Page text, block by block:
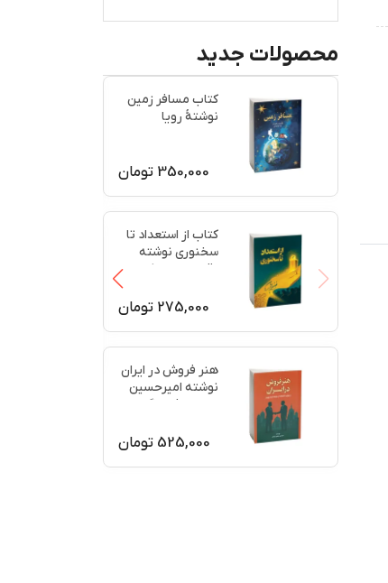
محصولات جدید
کتاب مسافر زمین
نوشتۀ رویا
350,000 تومان
کتاب از استعداد تا
سخنوری نوشته
رقیه امیری نژاد
275,000 تومان
هنر فروش در ایران
نوشته امیرحسین
جعفری فرسنگی
525,000 تومان